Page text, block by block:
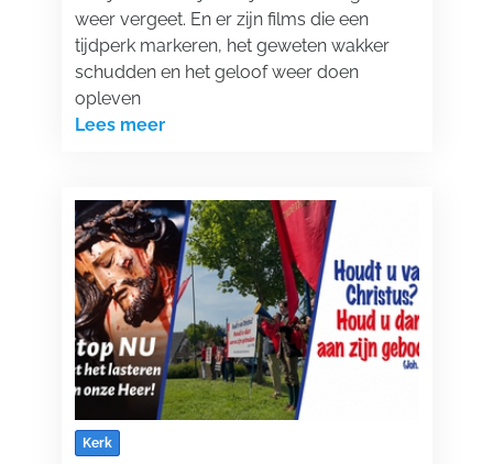
weer vergeet. En er zijn films die een
tijdperk markeren, het geweten wakker
schudden en het geloof weer doen
opleven
Lees meer
Kerk